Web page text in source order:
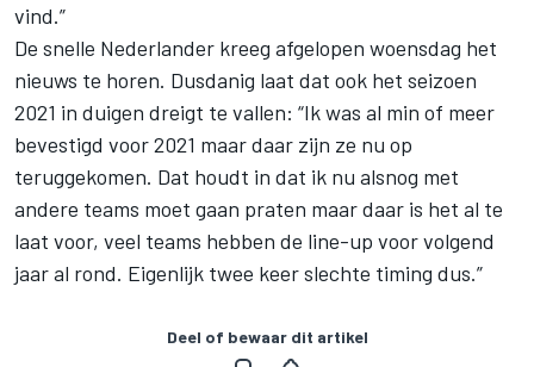
vind.”
De snelle Nederlander kreeg afgelopen woensdag het
nieuws te horen. Dusdanig laat dat ook het seizoen
2021 in duigen dreigt te vallen: “Ik was al min of meer
bevestigd voor 2021 maar daar zijn ze nu op
teruggekomen. Dat houdt in dat ik nu alsnog met
andere teams moet gaan praten maar daar is het al te
laat voor, veel teams hebben de line-up voor volgend
jaar al rond. Eigenlijk twee keer slechte timing dus.”
Deel of bewaar dit artikel